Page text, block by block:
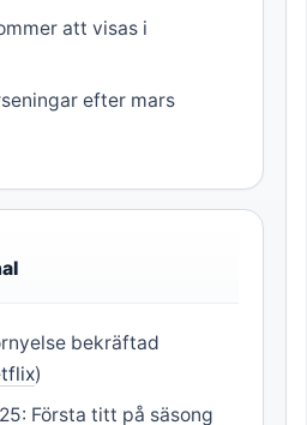
att visas i
efter mars
bekräftad
)
Första titt på säsong